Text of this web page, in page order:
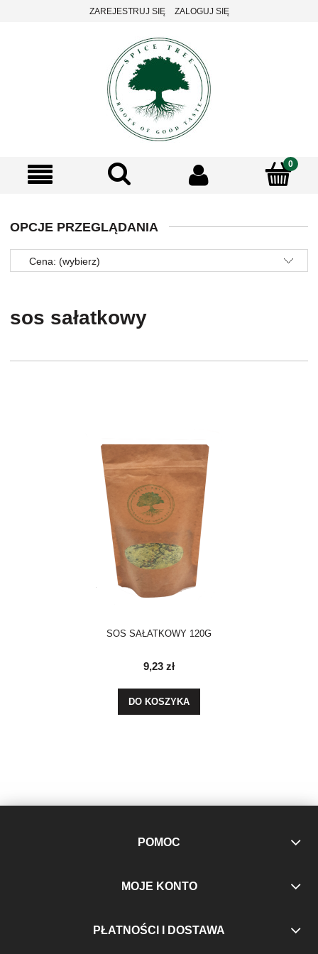
ZAREJESTRUJ SIĘ ZALOGUJ SIĘ
OPCJE PRZEGLĄDANIA
Cena: (wybierz)
sos sałatkowy
SOS SAŁATKOWY 120G
9,23 zł
DO KOSZYKA
POMOC
MOJE KONTO
PŁATNOŚCI I DOSTAWA